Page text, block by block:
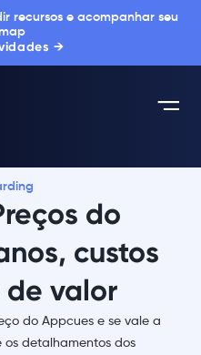
recursos e acompanhar seu
→
do
custos
de valor
do Appcues e se vale a
os detalhamentos dos